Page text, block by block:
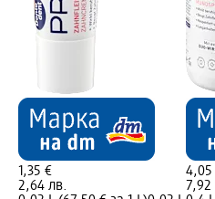
1,35 €
2,64 лв.
4,05
7,92